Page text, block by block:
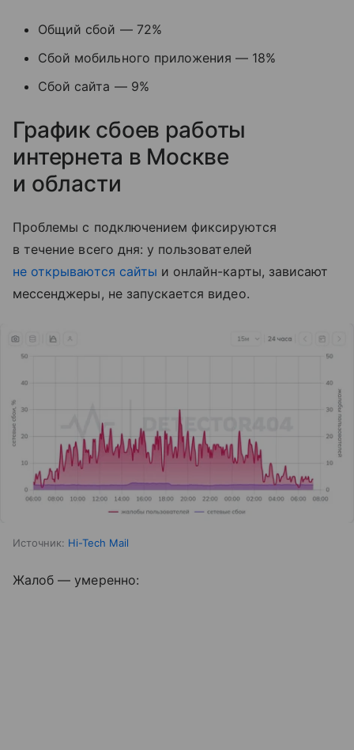
Общий сбой — 72%
Сбой мобильного приложения — 18%
Сбой сайта — 9%
График сбоев работы
интернета в Москве
и области
Проблемы с подключением фиксируются
в течение всего дня: у пользователей
не открываются сайты и онлайн-карты, зависают
мессенджеры, не запускается видео.
Источник: Hi-Tech Mail
Жалоб — умеренно: